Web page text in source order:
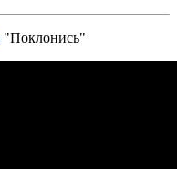
"Поклонись"